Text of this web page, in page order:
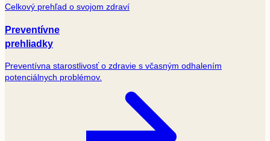
Celkový prehľad o svojom zdraví
Preventívne
prehliadky
Preventívna starostlivosť o zdravie s včasným odhalením
potenciálnych problémov.